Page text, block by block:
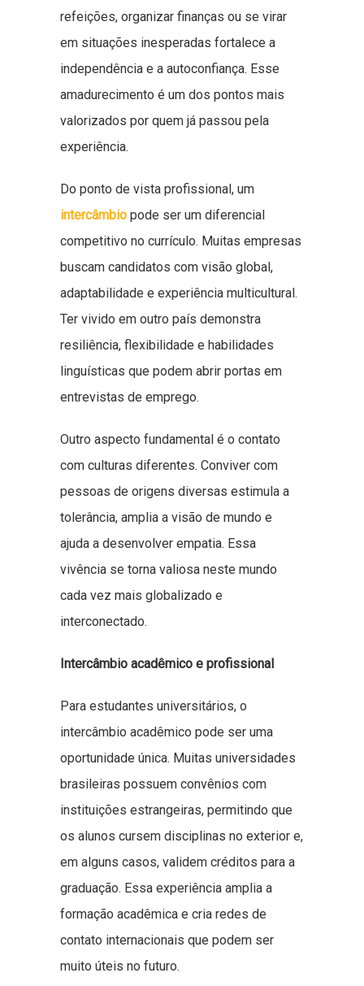
refeições, organizar finanças ou se virar
em situações inesperadas fortalece a
independência e a autoconfiança. Esse
amadurecimento é um dos pontos mais
valorizados por quem já passou pela
experiência.
Do ponto de vista profissional, um
intercâmbio pode ser um diferencial
competitivo no currículo. Muitas empresas
buscam candidatos com visão global,
adaptabilidade e experiência multicultural.
Ter vivido em outro país demonstra
resiliência, flexibilidade e habilidades
linguísticas que podem abrir portas em
entrevistas de emprego.
Outro aspecto fundamental é o contato
com culturas diferentes. Conviver com
pessoas de origens diversas estimula a
tolerância, amplia a visão de mundo e
ajuda a desenvolver empatia. Essa
vivência se torna valiosa neste mundo
cada vez mais globalizado e
interconectado.
Intercâmbio acadêmico e profissional
Para estudantes universitários, o
intercâmbio acadêmico pode ser uma
oportunidade única. Muitas universidades
brasileiras possuem convênios com
instituições estrangeiras, permitindo que
os alunos cursem disciplinas no exterior e,
em alguns casos, validem créditos para a
graduação. Essa experiência amplia a
formação acadêmica e cria redes de
contato internacionais que podem ser
muito úteis no futuro.